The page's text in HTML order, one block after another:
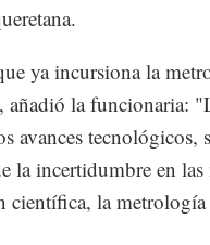
ya incursiona la
la funcionaria:
avances tecnológicos,
la incertidumbre en
científica, la